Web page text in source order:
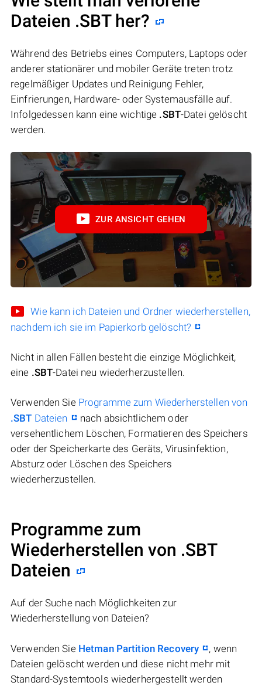
Dateien .SBT her?
Während des Betriebs eines Computers, Laptops oder
anderer stationärer und mobiler Geräte treten trotz
regelmäßiger Updates und Reinigung Fehler,
Einfrierungen, Hardware- oder Systemausfälle auf.
Infolgedessen kann eine wichtige .SBT-Datei gelöscht
werden.
ZUR ANSICHT GEHEN
Wie kann ich Dateien und Ordner wiederherstellen,
nachdem ich sie im Papierkorb gelöscht?
Nicht in allen Fällen besteht die einzige Möglichkeit,
eine .SBT-Datei neu wiederherzustellen.
Verwenden Sie Programme zum Wiederherstellen von
.SBT Dateien
nach absichtlichem oder
versehentlichem Löschen, Formatieren des Speichers
oder der Speicherkarte des Geräts, Virusinfektion,
Absturz oder Löschen des Speichers
wiederherzustellen.
Programme zum
Wiederherstellen von .SBT
Dateien
Auf der Suche nach Möglichkeiten zur
Wiederherstellung von Dateien?
Verwenden Sie Hetman Partition Recovery
, wenn
Dateien gelöscht werden und diese nicht mehr mit
Standard-Systemtools wiederhergestellt werden